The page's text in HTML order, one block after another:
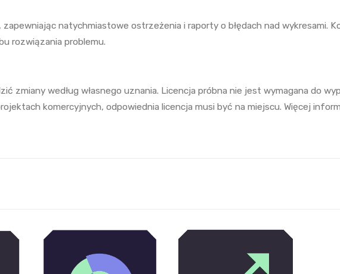
natychmiastowe ostrzeżenia i raporty o błędach nad wykresami.
rozwiązania problemu.
zmiany według własnego uznania. Licencja próbna nie jest wymagana do
komercyjnych, odpowiednia licencja musi być na miejscu. Więcej